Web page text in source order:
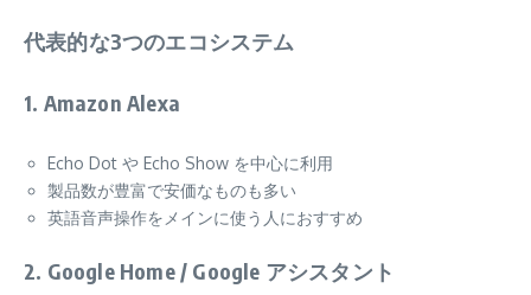
代表的な3つのエコシステム
1. Amazon Alexa
Echo Dot や Echo Show を中心に利用
製品数が豊富で安価なものも多い
英語音声操作をメインに使う人におすすめ
2. Google Home / Google アシスタント